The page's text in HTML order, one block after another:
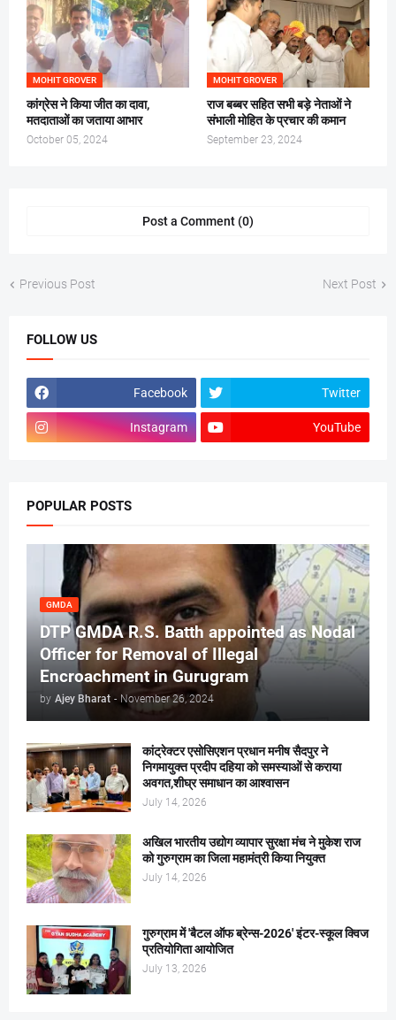
MOHIT GROVER
कांग्रेस ने किया जीत का दावा,
मतदाताओं का जताया आभार
October 05, 2024
MOHIT GROVER
राज बब्बर सहित सभी बड़े नेताओं ने
संभाली मोहित के प्रचार की कमान
September 23, 2024
Post a Comment (0)
Previous Post Next Post
FOLLOW US
Facebook Twitter
Instagram YouTube
POPULAR POSTS
GMDA
DTP GMDA R.S. Batth appointed as Nodal
Officer for Removal of Illegal
Encroachment in Gurugram
by Ajey Bharat - November 26, 2024
कांट्रेक्टर एसोसिएशन प्रधान मनीष सैदपुर ने
निगमायुक्त प्रदीप दहिया को समस्याओं से कराया
अवगत,शीघ्र समाधान का आश्वासन
July 14, 2026
अखिल भारतीय उद्योग व्यापार सुरक्षा मंच ने मुकेश राज
को गुरुग्राम का जिला महामंत्री किया नियुक्त
July 14, 2026
गुरुग्राम में 'बैटल ऑफ ब्रेन्स-2026' इंटर-स्कूल क्विज
प्रतियोगिता आयोजित
July 13, 2026